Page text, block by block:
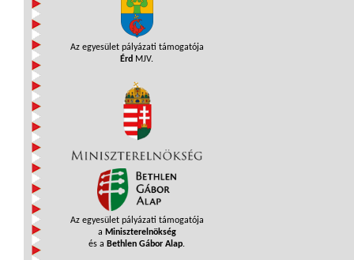
Az egyesület pályázati támogatója
Érd MJV.
Az egyesület pályázati támogatója
a Miniszterelnökség
és a Bethlen Gábor Alap.